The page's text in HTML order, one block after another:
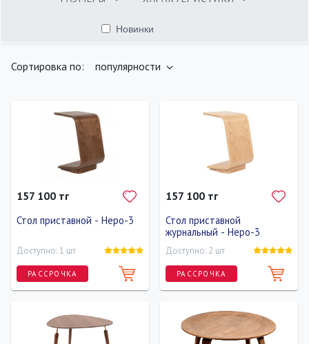
Новинки
Сортировка по: популярности
157 100 тг
Стол приставной - Неро-3
Доступно: 1 шт
РАССРОЧКА
Ширина
60 см
157 100 тг
Стол приставной
журнальный - Неро-3
Доступно: 2 шт
РАССРОЧКА
40 см
Ширина
50 см
Высота
60 см